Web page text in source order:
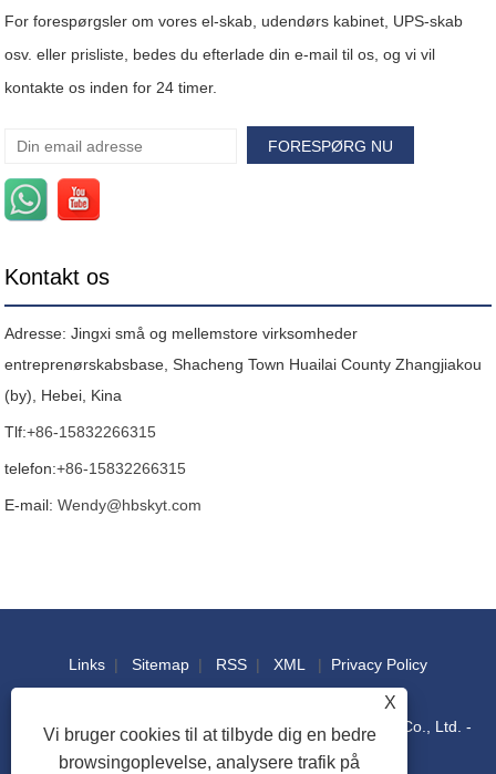
For forespørgsler om vores el-skab, udendørs kabinet, UPS-skab
osv. eller prisliste, bedes du efterlade din e-mail til os, og vi vil
kontakte os inden for 24 timer.
Kontakt os
Adresse: Jingxi små og mellemstore virksomheder
entreprenørskabsbase, Shacheng Town Huailai County Zhangjiakou
(by), Hebei, Kina
Tlf:+86-15832266315
telefon:+86-15832266315
E-mail:Wendy@hbskyt.com
Links | Sitemap | RSS | XML| Privacy Policy
Copyright © 2022 Hebei Shouke Yuantuo Technology Co., Ltd. -
X
Vi bruger cookies til at tilbyde dig en bedre
browsingoplevelse, analysere trafik på